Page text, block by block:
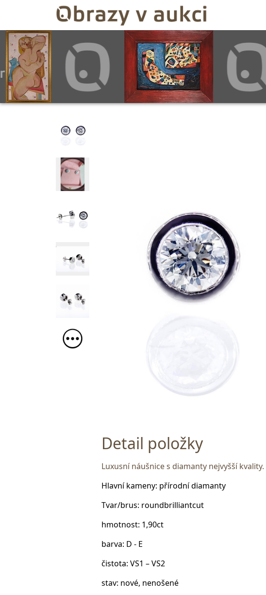
Detail položky
Luxusní náušnice s diamanty nejvyšší kvality.
Hlavní kameny: přírodní diamanty
Tvar/brus: roundbrilliantcut
hmotnost: 1,90ct
barva: D - E
čistota: VS1 – VS2
stav: nové, nenošené